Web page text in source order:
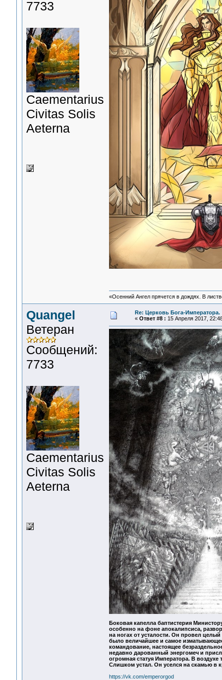
7733
Сaementarius
Civitas Solis
Aeterna
«Осенний Ангел прячется в дождях. В
Quangel
Ветеран
Сообщений:
7733
Сaementarius
Civitas Solis
Aeterna
Re: Церковь Бога-Императора.
« Ответ #8 : 15 Апреля 2017,
Боковая капелла баптистерия
особенно на фоне апокалипсиса,
на ногах от усталости. Он провел
было величайшее и самое
командование, настоящее
недавно дарованный энергомеч и
огромная статуя Императора. В
Слишком устал. Он уселся на скамью в
https://vk.com/emperorgod